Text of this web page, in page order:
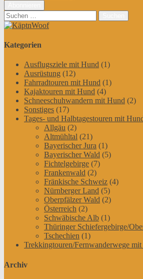
Suchen
nach:
Kategorien
Ausflugsziele mit Hund (1)
Ausrüstung (12)
Fahrradtouren mit Hund (1)
Kajaktouren mit Hund (4)
Schneeschuhwandern mit Hund (2)
Sonstiges (17)
Tages- und Halbtagestouren mit
Allgäu (2)
Altmühltal (21)
Bayerischer Jura (1)
Bayerischer Wald (5)
Fichtelgebirge (7)
Frankenwald (2)
Fränkische Schweiz (4)
Nürnberger Land (5)
Oberpfälzer Wald (2)
Österreich (2)
Schwäbische Alb (1)
Thüringer Schiefergebirge/
Tschechien (1)
Trekkingtouren/Fernwanderwege
Archiv